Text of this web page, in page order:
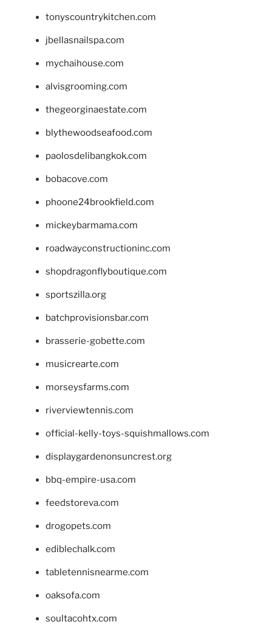
tonyscountrykitchen.com
jbellasnailspa.com
mychaihouse.com
alvisgrooming.com
thegeorginaestate.com
blythewoodseafood.com
paolosdelibangkok.com
bobacove.com
phoone24brookfield.com
mickeybarmama.com
roadwayconstructioninc.com
shopdragonflyboutique.com
sportszilla.org
batchprovisionsbar.com
brasserie-gobette.com
musicrearte.com
morseysfarms.com
riverviewtennis.com
official-kelly-toys-squishmallows.com
displaygardenonsuncrest.org
bbq-empire-usa.com
feedstoreva.com
drogopets.com
ediblechalk.com
tabletennisnearme.com
oaksofa.com
soultacohtx.com